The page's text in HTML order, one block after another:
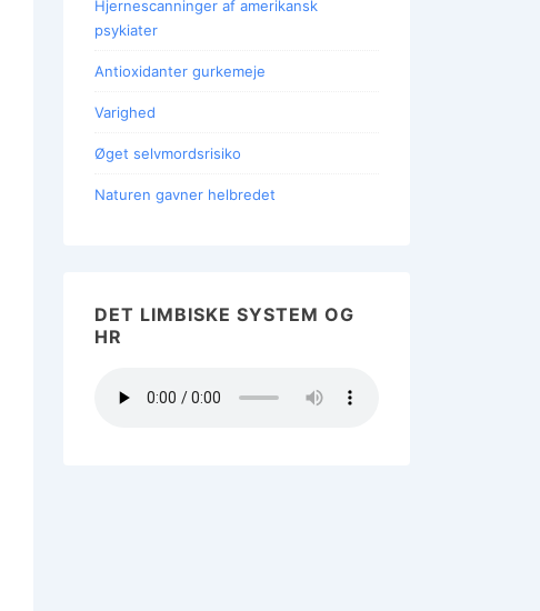
Hjernescanninger af amerikansk
psykiater
Antioxidanter gurkemeje
Varighed
Øget selvmordsrisiko
Naturen gavner helbredet
DET LIMBISKE SYSTEM OG
HR